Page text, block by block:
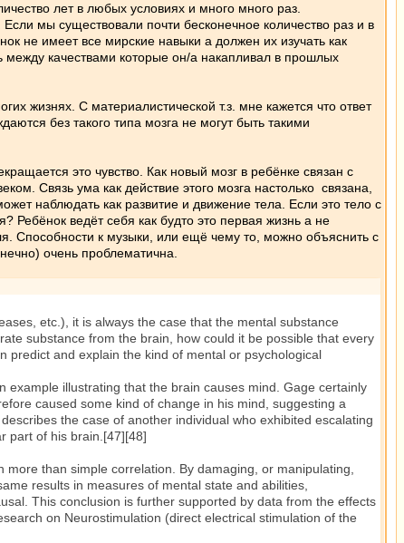
лет в любых условиях и много много раз.
мы существовали почти бесконечное количество раз и в
не имеет все мирские навыки а должен их изучать как
качествами которые он/а накапливал в прошлых
жизнях. С материалистической т.з. мне кажется что ответ
без такого типа мозга не могут быть такими
это чувство. Как новый мозг в ребёнке связан с
Связь ума как действие этого мозга настолько связана,
наблюдать как развитие и движение тела. Если это тело с
Ребёнок ведёт себя как будто это первая жизнь а не
Способности к музыки, или ещё чему то, можно объяснить с
очень проблематична.
etc.), it is always the case that the mental substance
substance from the brain, how could it be possible that every
predict and explain the kind of mental or psychological
illustrating that the brain causes mind. Gage certainly
caused some kind of change in his mind, suggesting a
the case of another individual who exhibited escalating
part of his brain.[47][48]
than simple correlation. By damaging, or manipulating,
results in measures of mental state and abilities,
This conclusion is further supported by data from the effects
on Neurostimulation (direct electrical stimulation of the